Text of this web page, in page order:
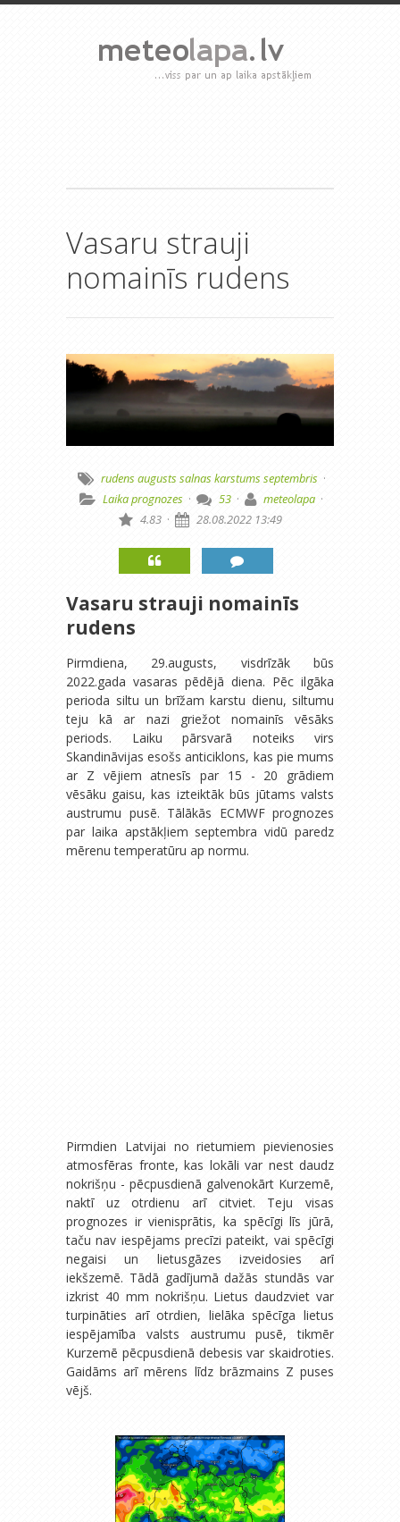
Vasaru strauji
nomainīs rudens
rudens augusts salnaskarstums septembris ·
Laika prognozes · 53 · meteolapa ·
4.83 · 28.08.2022 13:49
Vasaru strauji nomainīs
rudens
Pirmdiena, 29.augusts, visdrīzāk būs
2022.gada vasaras pēdējā diena. Pēc ilgāka
perioda siltu un brīžam karstu dienu, siltumu
teju kā ar nazi griežot nomainīs vēsāks
periods. Laiku pārsvarā noteiks virs
Skandināvijas esošs anticiklons, kas pie mums
ar Z vējiem atnesīs par 15 - 20 grādiem
vēsāku gaisu, kas izteiktāk būs jūtams valsts
austrumu pusē. Tālākās ECMWF prognozes
par laika apstākļiem septembra vidū paredz
mērenu temperatūru ap normu.
Pirmdien Latvijai no rietumiem pievienosies
atmosfēras fronte, kas lokāli var nest daudz
nokrišņu - pēcpusdienā galvenokārt Kurzemē,
naktī uz otrdienu arī citviet. Teju visas
prognozes ir vienisprātis, ka spēcīgi līs jūrā,
taču nav iespējams precīzi pateikt, vai spēcīgi
negaisi un lietusgāzes izveidosies arī
iekšzemē. Tādā gadījumā dažās stundās var
izkrist 40 mm nokrišņu. Lietus daudzviet var
turpināties arī otrdien, lielāka spēcīga lietus
iespējamība valsts austrumu pusē, tikmēr
Kurzemē pēcpusdienā debesis var skaidroties.
Gaidāms arī mērens līdz brāzmains Z puses
vējš.